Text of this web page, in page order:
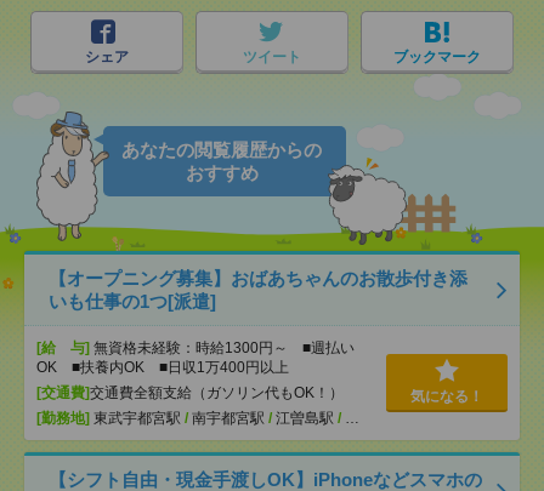
シェア ツイート ブックマーク
あなたの閲覧履歴からの
おすすめ
【オープニング募集】おばあちゃんのお散歩付き添
いも仕事の1つ[派遣]
[給 与] 無資格未経験：時給1300円～ ■週払い
OK ■扶養内OK ■日収1万400円以上
[交通費]交通費全額支給（ガソリン代もOK！）
[勤務地] 東武宇都宮駅 / 南宇都宮駅 / 江曽島駅 / …
気になる！
【シフト自由・現金手渡しOK】iPhoneなどスマホの